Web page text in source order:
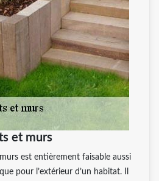
et murs
est entièrement faisable aussi
pour l’extérieur d’un habitat. Il